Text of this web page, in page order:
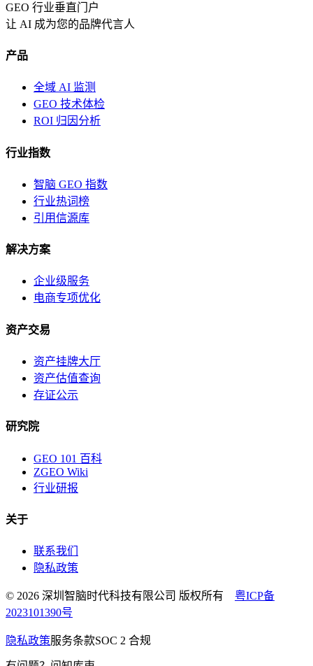
GEO 行业垂直门户
让 AI 成为您的品牌代言人
产品
全域 AI 监测
GEO 技术体检
ROI 归因分析
行业指数
智脑 GEO 指数
行业热词榜
引用信源库
解决方案
企业级服务
电商专项优化
资产交易
资产挂牌大厅
资产估值查询
存证公示
研究院
GEO 101 百科
ZGEO Wiki
行业研报
关于
联系我们
隐私政策
© 2026 深圳智脑时代科技有限公司 版权所有 粤ICP备
2023101390号
隐私政策服务条款SOC 2 合规